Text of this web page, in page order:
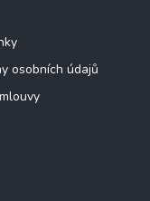
osobních údajů